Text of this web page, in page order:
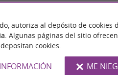
autoriza al depósito de cookies
. Algunas páginas del sitio ofrecen
cookies.
ME